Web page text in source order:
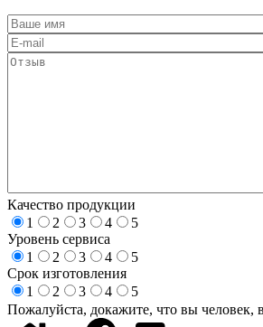
Качество продукции
1
2 3 4
5
Уровень сервиса
1
2 3 4
5
Срок изготовления
1
2 3 4
5
Пожалуйста, докажите, что вы человек,